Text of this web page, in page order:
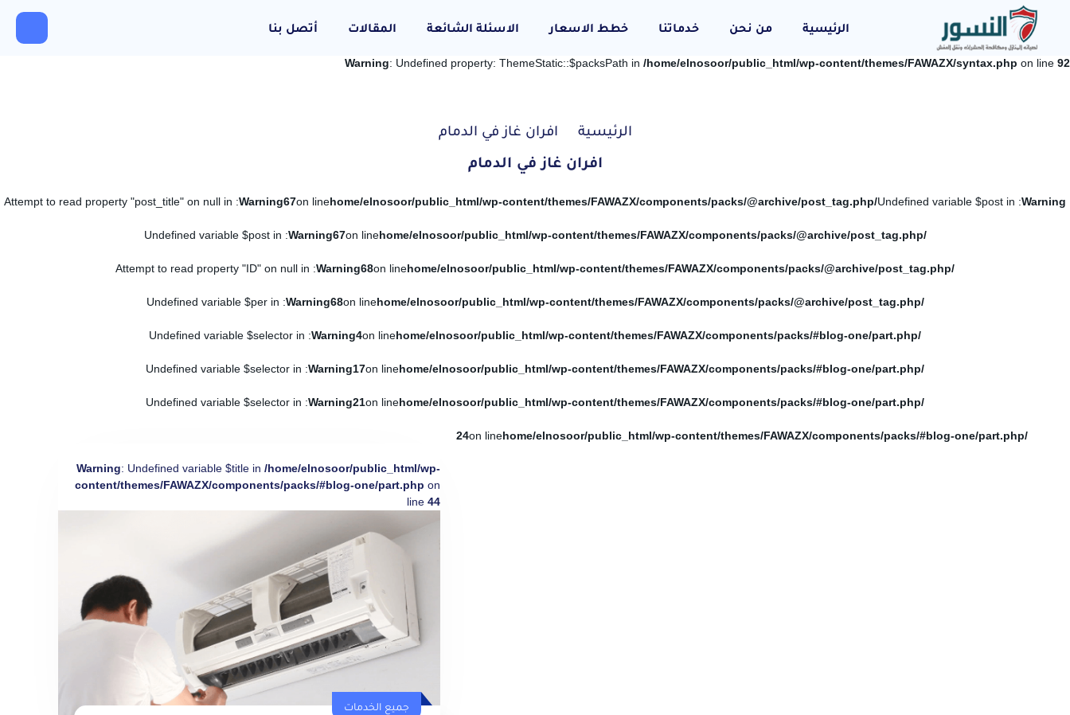
الرئيسية من نحن خدماتنا خطط الاسعار الاسئلة الشائعة المقالات أتصل بنا
Warning: Undefined property: ThemeStatic::$packsPath in /home/elnosoor/public_html/wp-content/themes/FAWAZX/syntax.php on line 92
الرئيسية افران غاز في الدمام
افران غاز في الدمام
Warning
: Undefined variable $post in
/home/elnosoor/public_html/wp-content/themes/FAWAZX/components/packs/@archive/post_tag.php
on line
67
Warning
: Attempt to read property "post_title" on null in
/home/elnosoor/public_html/wp-content/themes/FAWAZX/components/packs/@archive/post_tag.php
on line
67
Warning
: Undefined variable $post in
/home/elnosoor/public_html/wp-content/themes/FAWAZX/components/packs/@archive/post_tag.php
on line
68
Warning
: Attempt to read property "ID" on null in
/home/elnosoor/public_html/wp-content/themes/FAWAZX/components/packs/@archive/post_tag.php
on line
68
Warning
: Undefined variable $per in
/home/elnosoor/public_html/wp-content/themes/FAWAZX/components/packs/#blog-one/part.php
on line
4
Warning
: Undefined variable $selector in
/home/elnosoor/public_html/wp-content/themes/FAWAZX/components/packs/#blog-one/part.php
on line
17
Warning
: Undefined variable $selector in
/home/elnosoor/public_html/wp-content/themes/FAWAZX/components/packs/#blog-one/part.php
on line
21
Warning
: Undefined variable $selector in
/home/elnosoor/public_html/wp-content/themes/FAWAZX/components/packs/#blog-one/part.php
on line
24
Warning: Undefined variable $title in /home/elnosoor/public_html/wp-
content/themes/FAWAZX/components/packs/#blog-one/part.php on
line 44
جميع الخدمات